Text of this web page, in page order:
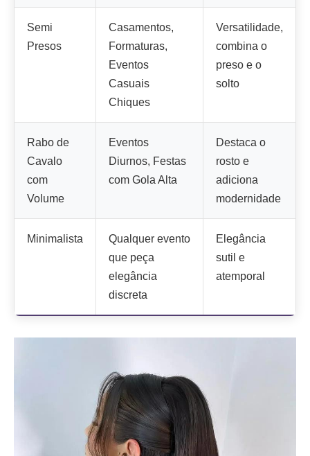
Semi
Presos
Casamentos,
Formaturas,
Eventos
Casuais
Chiques
Versatilidade,
combina o
preso e o
solto
Rabo de
Cavalo
com
Volume
Eventos
Diurnos, Festas
com Gola Alta
Destaca o
rosto e
adiciona
modernidade
Minimalista
Qualquer evento
que peça
elegância
discreta
Elegância
sutil e
atemporal